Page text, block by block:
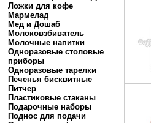
Ложки для кофе
Мармелад
Мед и Дошаб
Молоковзбиватель
Молочные напитки
Одноразовые столовые
приборы
Одноразовые тарелки
Печенья бисквитные
Питчер
Пластиковые стаканы
Подарочные наборы
Поднос для подачи